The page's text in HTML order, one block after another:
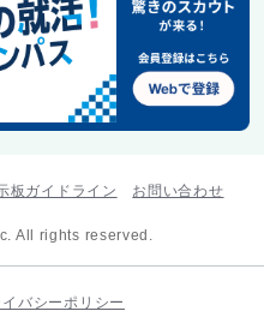
板ガイドライン お問い合わせ
All rights reserved.
イバシーポリシー